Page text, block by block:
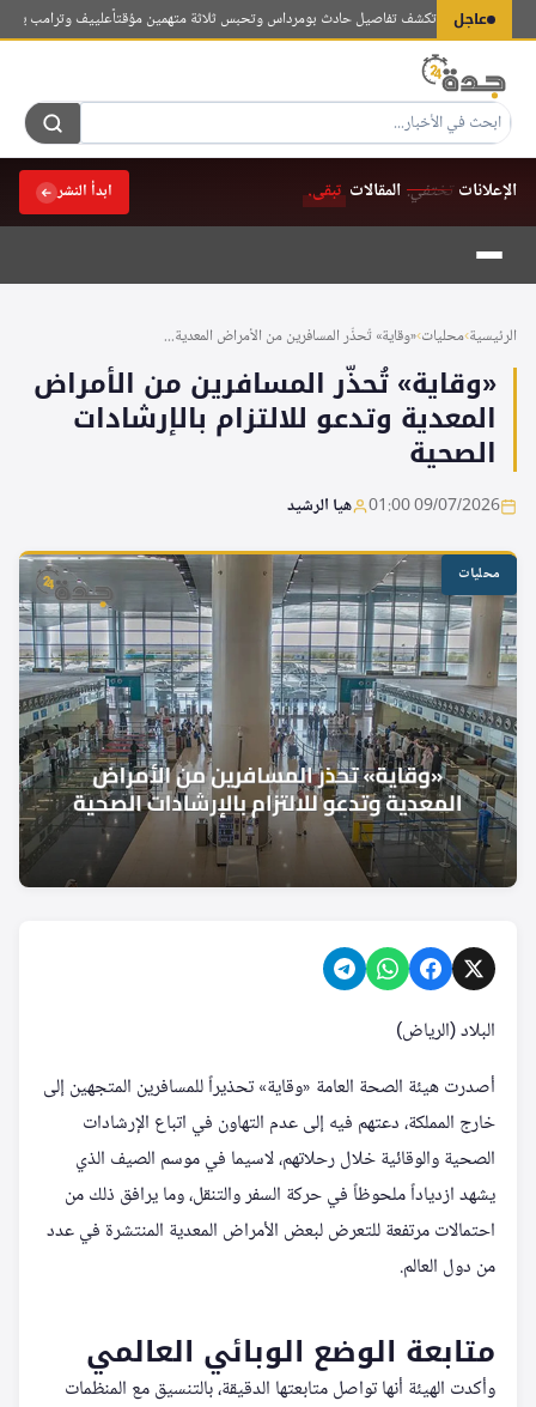
عاجل
الجزائرية تكشف تفاصيل حادث بومرداس وتحبس ثلاثة متهمين مؤقتاًعلييف وترامب يتبادلان
الإعلانات تختفي.المقالات تبقى. ابدأ النشر
التجاوز
المحتوى
الرئيسية›محليات›«وقاية» تُحذّر المسافرين من الأمراض المعدية...
«وقاية» تُحذّر المسافرين من الأمراض
المعدية وتدعو للالتزام بالإرشادات
الصحية
09/07/2026 01:00 هيا الرشيد
محليات
البلاد (الرياض)
أصدرت هيئة الصحة العامة «وقاية» تحذيراً للمسافرين المتجهين إلى
خارج المملكة، دعتهم فيه إلى عدم التهاون في اتباع الإرشادات
الصحية والوقائية خلال رحلاتهم، لاسيما في موسم الصيف الذي
يشهد ازدياداً ملحوظاً في حركة السفر والتنقل، وما يرافق ذلك من
احتمالات مرتفعة للتعرض لبعض الأمراض المعدية المنتشرة في عدد
من دول العالم.
متابعة الوضع الوبائي العالمي
وأكدت الهيئة أنها تواصل متابعتها الدقيقة، بالتنسيق مع المنظمات